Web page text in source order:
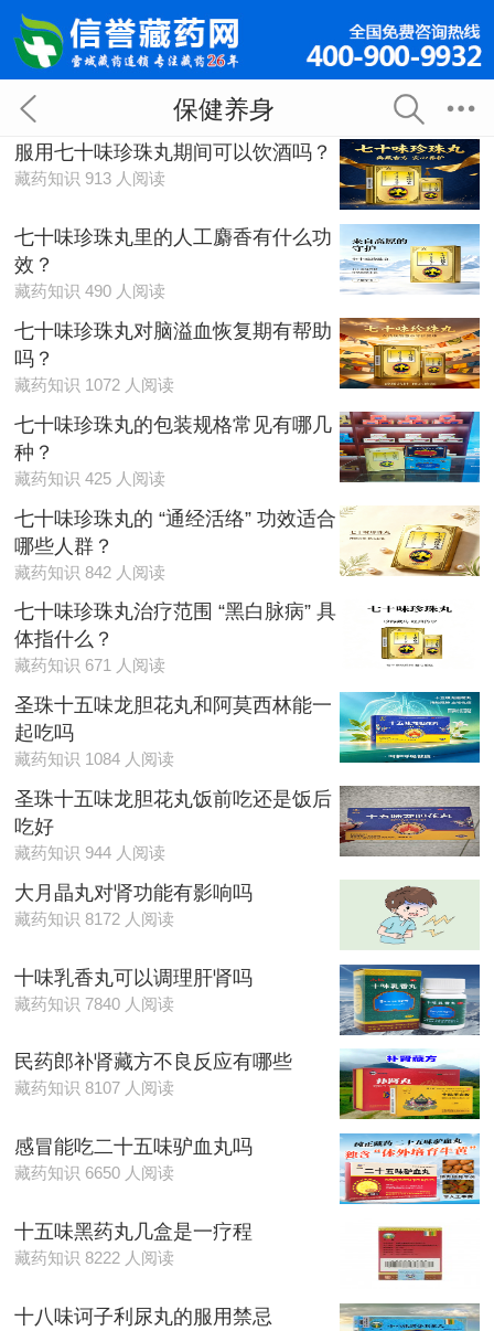
保健养身
服用七十味珍珠丸期间可以饮酒吗？
藏药知识 913 人阅读
七十味珍珠丸里的人工麝香有什么功
效？
藏药知识 490 人阅读
七十味珍珠丸对脑溢血恢复期有帮助
吗？
藏药知识 1072 人阅读
七十味珍珠丸的包装规格常见有哪几
种？
藏药知识 425 人阅读
七十味珍珠丸的 “通经活络” 功效适合
哪些人群？
藏药知识 842 人阅读
七十味珍珠丸治疗范围 “黑白脉病” 具
体指什么？
藏药知识 671 人阅读
圣珠十五味龙胆花丸和阿莫西林能一
起吃吗
藏药知识 1084 人阅读
圣珠十五味龙胆花丸饭前吃还是饭后
吃好
藏药知识 944 人阅读
大月晶丸对肾功能有影响吗
藏药知识 8172 人阅读
十味乳香丸可以调理肝肾吗
藏药知识 7840 人阅读
民药郎补肾藏方不良反应有哪些
藏药知识 8107 人阅读
感冒能吃二十五味驴血丸吗
藏药知识 6650 人阅读
十五味黑药丸几盒是一疗程
藏药知识 8222 人阅读
十八味诃子利尿丸的服用禁忌